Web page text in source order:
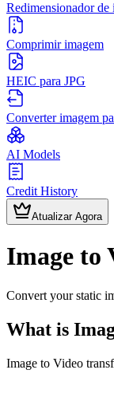
Redimensionador de
Comprimir imagem
HEIC para JPG
Converter imagem
AI Models
Credit History
Atualizar Agora
Image to
Convert your static
What is
Image to Video